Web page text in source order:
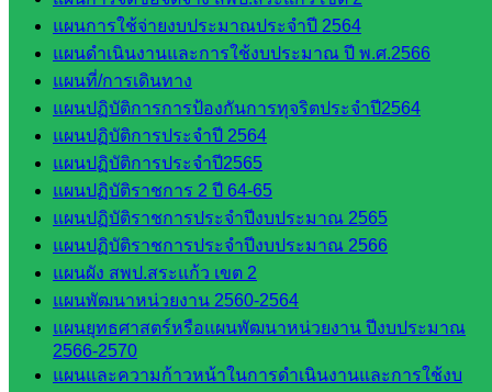
แผนการใช้จ่ายงบประมาณประจำปี 2564
แผนดำเนินงานและการใช้งบประมาณ ปี พ.ศ.2566
แผนที่/การเดินทาง
แผนปฏิบัติการการป้องกันการทุจริตประจำปี2564
แผนปฏิบัติการประจำปี 2564
แผนปฏิบัติการประจำปี2565
แผนปฏิบัติราชการ 2 ปี 64-65
แผนปฏิบัติราชการประจำปีงบประมาณ 2565
แผนปฏิบัติราชการประจำปีงบประมาณ 2566
แผนผัง สพป.สระแก้ว เขต 2
แผนพัฒนาหน่วยงาน 2560-2564
แผนยุทธศาสตร์หรือแผนพัฒนาหน่วยงาน ปีงบประมาณ
2566-2570
แผนและความก้าวหน้าในการดำเนินงานและการใช้งบ
นิเทศ
ศน.ชยา
ธิศ/
ศน.อัญชลี
ห้อง
นิเทศ
ดร.สราว
ดี เพ็งศรี
โคตร
เว็บไซต์
กรรมการ
ก.ต.ป.น.